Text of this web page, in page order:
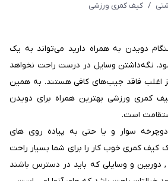
/ کیف کمری ورزشی
دویدن به همراه دارید می‌تواند به یک
نگه‌داشتن وسایل در درست راحت نخواهد
اغلب فاقد جیب‌های کافی هستند. به همین
کمری ورزشی بهترین همراه برای دویدن
است.
سوار و یا حتی به پیاده روی های
کیف کمری خوب کار را برای شما بسیار راحت
دوربین و وسایلی که باید در دسترس باشند